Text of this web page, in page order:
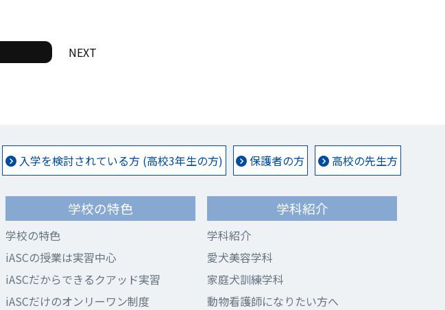
NEXT
入学を検討されている方 (高校3年生の方) 保護者の方 高校の先生方
学校の特色
学校の特色
iASCの授業は実習中心
iASCだからできるクアッド実習
iASCだけのオンリーワン制度
学科紹介
学科紹介
愛犬美容学科
家庭犬訓練学科
動物看護師になりたい方へ